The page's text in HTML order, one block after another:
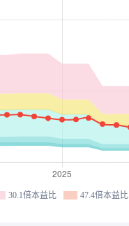
30.1倍本益比 47.4倍本益比